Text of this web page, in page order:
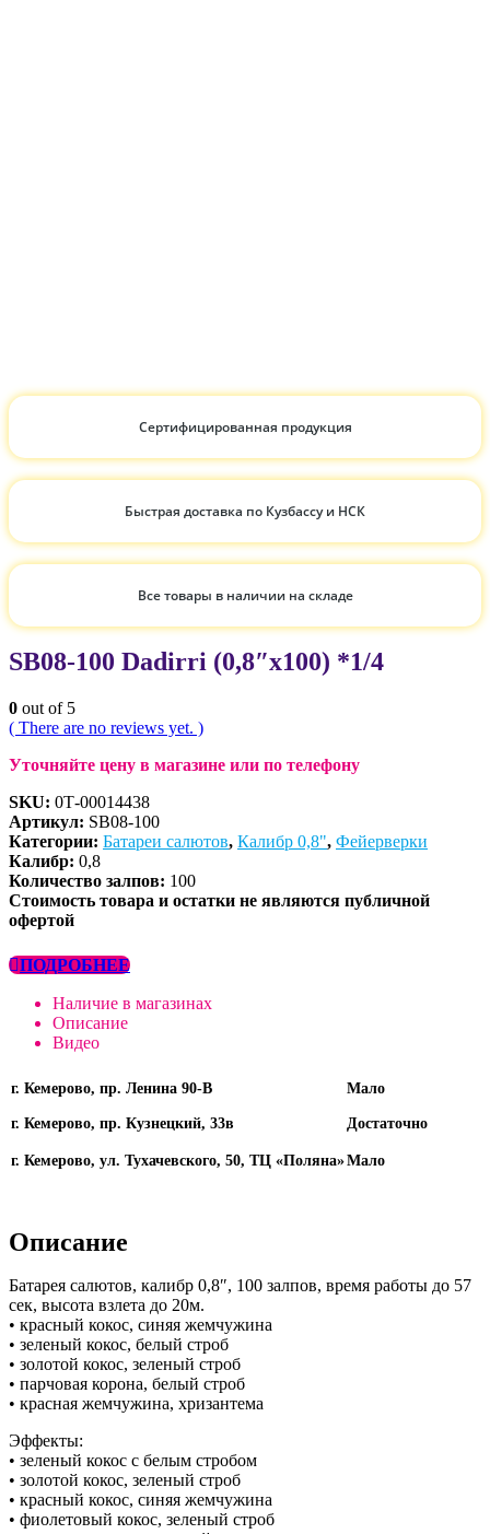
Сертифицированная продукция
Быстрая доставка по Кузбассу и НСК
Все товары в наличии на складе
SB08-100 Dadirri (0,8″х100) *1/4
0 out of 5
( There are no reviews yet. )
Уточняйте цену в магазине или по телефону
SKU: 0Т-00014438
Артикул: SB08-100
Категории: Батареи салютов, Калибр 0,8", Фейерверки
Калибр: 0,8
Количество залпов: 100
Стоимость товара и остатки не являются публичной
офертой
ПОДРОБНЕЕ
Наличие в магазинах
Описание
Видео
г. Кемерово, пр. Ленина 90-В Мало
г. Кемерово, пр. Кузнецкий, 33в Достаточно
г. Кемерово, ул. Тухачевского, 50, ТЦ «Поляна»Мало
Описание
Батарея салютов, калибр 0,8″, 100 залпов, время работы до 57
сек, высота взлета до 20м.
• красный кокос, синяя жемчужина
• зеленый кокос, белый строб
• золотой кокос, зеленый строб
• парчовая корона, белый строб
• красная жемчужина, хризантема
Эффекты:
• зеленый кокос с белым стробом
• золотой кокос, зеленый строб
• красный кокос, синяя жемчужина
• фиолетовый кокос, зеленый строб